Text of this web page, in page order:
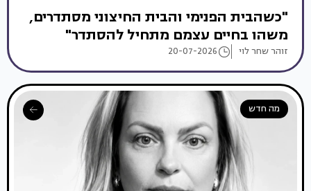
"כשהבית הפנימי והבית החיצוני מסתדרים,
משהו בחיים עצמם מתחיל להסתדר"
זוהר שחר לוי 20-07-2026
מה חדש